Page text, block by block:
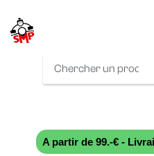
A partir de 99.-€ -